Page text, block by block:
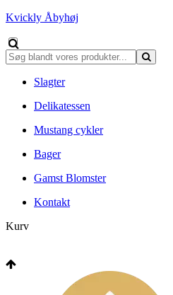
Kvickly Åbyhøj
Slagter
Delikatessen
Mustang cykler
Bager
Gamst Blomster
Kontakt
Kurv